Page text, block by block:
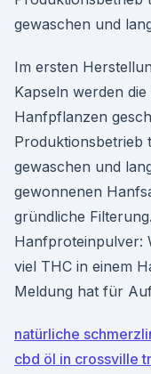
gewaschen und
Im ersten
Kapseln werden
Hanfpflanzen
Produktionsbetrieb
gewaschen und
gewonnenen
gründliche
Hanfproteinpulver:
viel THC in einem
Meldung hat für
natürliche
cbd öl in crossville